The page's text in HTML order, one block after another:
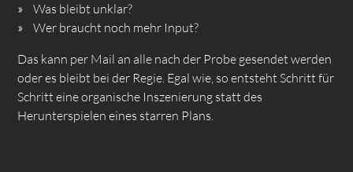
Was bleibt unklar?
Wer braucht noch mehr Input?
Das kann per Mail an alle nach der Probe gesendet werden
oder es bleibt bei der Regie. Egal wie, so entsteht Schritt für
Schritt eine organische Inszenierung statt des
Herunterspielen eines starren Plans.